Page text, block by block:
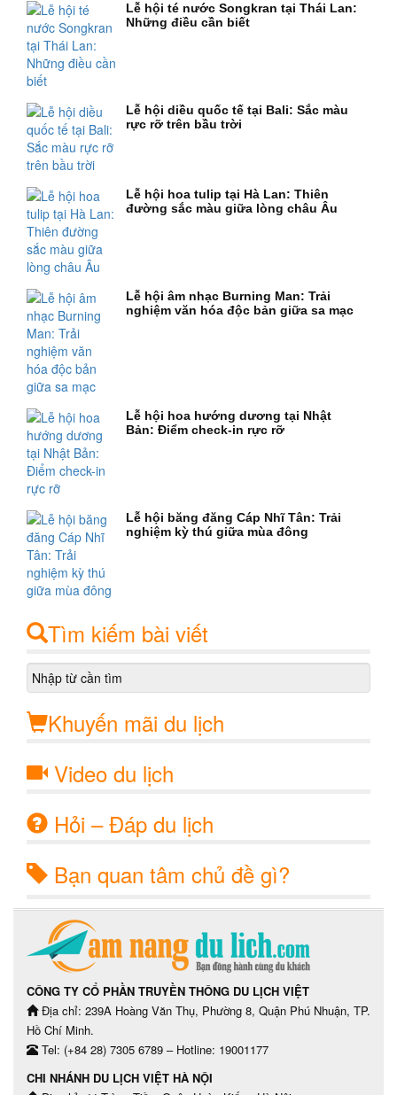
Lễ hội té nước Songkran tại Thái Lan:
Những điều cần biết
Lễ hội diều quốc tế tại Bali: Sắc màu
rực rỡ trên bầu trời
Lễ hội hoa tulip tại Hà Lan: Thiên
đường sắc màu giữa lòng châu Âu
Lễ hội âm nhạc Burning Man: Trải
nghiệm văn hóa độc bản giữa sa mạc
Lễ hội hoa hướng dương tại Nhật
Bản: Điểm check-in rực rỡ
Lễ hội băng đăng Cáp Nhĩ Tân: Trải
nghiệm kỳ thú giữa mùa đông
Tìm kiếm bài viết
Khuyến mãi du lịch
Video du lịch
Hỏi – Đáp du lịch
Bạn quan tâm chủ đề gì?
CÔNG TY CỔ PHẦN TRUYỀN THÔNG DU LỊCH VIỆT
Địa chỉ: 239A Hoàng Văn Thụ, Phường 8, Quận Phú Nhuận, TP.
Hồ Chí Minh.
Tel: (+84 28) 7305 6789 – Hotline: 19001177
CHI NHÁNH DU LỊCH VIỆT HÀ NỘI